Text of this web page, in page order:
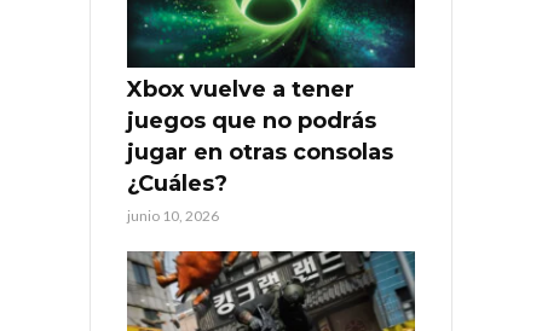
Xbox vuelve a tener
juegos que no podrás
jugar en otras consolas
¿Cuáles?
junio 10, 2026